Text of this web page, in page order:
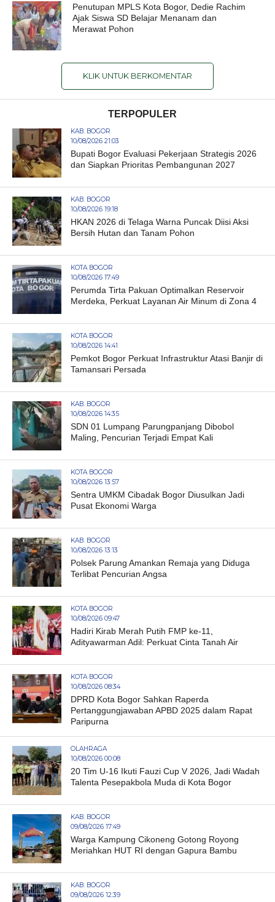
Penutupan MPLS Kota Bogor, Dedie Rachim
Ajak Siswa SD Belajar Menanam dan
Merawat Pohon
KLIK UNTUK BERKOMENTAR
TERPOPULER
KAB. BOGOR
10/08/2026 21:03
Bupati Bogor Evaluasi Pekerjaan Strategis 2026
dan Siapkan Prioritas Pembangunan 2027
KAB. BOGOR
10/08/2026 19:18
HKAN 2026 di Telaga Warna Puncak Diisi Aksi
Bersih Hutan dan Tanam Pohon
KOTA BOGOR
10/08/2026 17:49
Perumda Tirta Pakuan Optimalkan Reservoir
Merdeka, Perkuat Layanan Air Minum di Zona 4
KOTA BOGOR
10/08/2026 14:41
Pemkot Bogor Perkuat Infrastruktur Atasi Banjir di
Tamansari Persada
KAB. BOGOR
10/08/2026 14:35
SDN 01 Lumpang Parungpanjang Dibobol
Maling, Pencurian Terjadi Empat Kali
KOTA BOGOR
10/08/2026 13:57
Sentra UMKM Cibadak Bogor Diusulkan Jadi
Pusat Ekonomi Warga
KAB. BOGOR
10/08/2026 13:13
Polsek Parung Amankan Remaja yang Diduga
Terlibat Pencurian Angsa
KOTA BOGOR
10/08/2026 09:47
Hadiri Kirab Merah Putih FMP ke-11,
Adityawarman Adil: Perkuat Cinta Tanah Air
KOTA BOGOR
10/08/2026 08:34
DPRD Kota Bogor Sahkan Raperda
Pertanggungjawaban APBD 2025 dalam Rapat
Paripurna
OLAHRAGA
10/08/2026 00:08
20 Tim U-16 Ikuti Fauzi Cup V 2026, Jadi Wadah
Talenta Pesepakbola Muda di Kota Bogor
KAB. BOGOR
09/08/2026 17:49
Warga Kampung Cikoneng Gotong Royong
Meriahkan HUT RI dengan Gapura Bambu
KAB. BOGOR
09/08/2026 12:39